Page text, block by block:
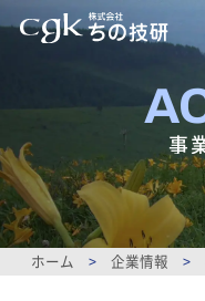
事
ホーム > 企業情報 >